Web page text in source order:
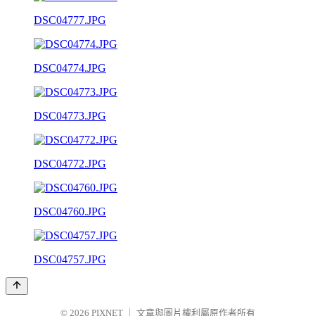
DSC04777.JPG
DSC04774.JPG
DSC04773.JPG
DSC04772.JPG
DSC04760.JPG
DSC04757.JPG
© 2026 PIXNET 文章與圖片權利屬原作者所有